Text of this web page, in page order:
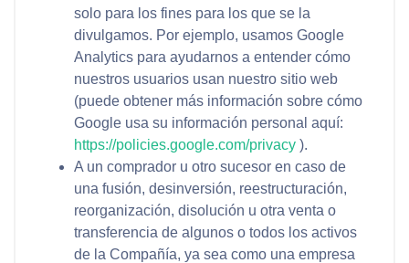
solo para los fines para los que se la
divulgamos. Por ejemplo, usamos Google
Analytics para ayudarnos a entender cómo
nuestros usuarios usan nuestro sitio web
(puede obtener más información sobre cómo
Google usa su información personal aquí:
https://policies.google.com/privacy ).
A un comprador u otro sucesor en caso de
una fusión, desinversión, reestructuración,
reorganización, disolución u otra venta o
transferencia de algunos o todos los activos
de la Compañía, ya sea como una empresa